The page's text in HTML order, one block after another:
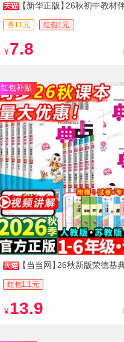
【新华正版】26秋初中教材
券11元 红包1元
¥ 7.8
红包补贴
【当当网】26秋新版荣德基
版红包1.1元
¥ 13.9